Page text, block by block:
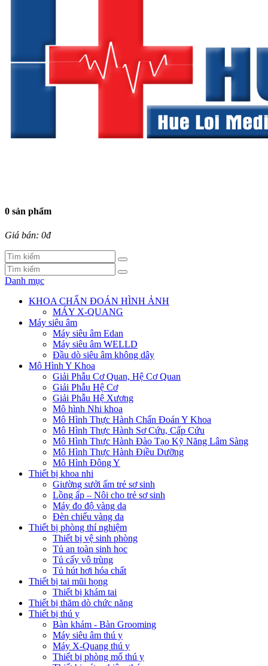
0 sản phẩm
Giá bán: 0đ
Danh mục
KHOA CHẨN ĐOÁN HÌNH ẢNH
MÁY X-QUANG
Máy siêu âm
Máy siêu âm Edan
Máy siêu âm WELLD
Đầu dò siêu âm không dây
Mô Hình Y Khoa
Giải Phẫu Cơ Quan, Hệ Cơ Quan
Giải Phẫu Hệ Cơ
Giải Phẫu Hệ Xương
Mô hình Nhi khoa
Mô Hình Thực Hành Chẩn Đoán Y Khoa
Mô Hình Thực Hành Sơ Cứu, Cấp Cứu
Mô Hình Thực Hành Đào Tạo Kỹ Năng Lâm Sàng
Mô Hình Thực Hành Điều Dưỡng
Mô Hình Đông Y
Thiết bị khoa nhi
Giường sưởi ấm trẻ sơ sinh
Lồng ấp – Nôi cho trẻ sơ sinh
Máy đo độ vàng da
Đèn chiếu vàng da
Thiết bị phòng thí nghiệm
Thiết bị vệ sinh phòng
Tủ an toàn sinh học
Tủ cấy vô trùng
Tủ hút hơi hóa chất
Thiết bị tai mũi họng
Thiết bị khám tai
Thiết bị thăm dò chức năng
Thiết bị thú y
Bàn khám - Bàn Grooming
Máy siêu âm thú y
Máy X-Quang thú y
Thiết bị phòng mổ thú y